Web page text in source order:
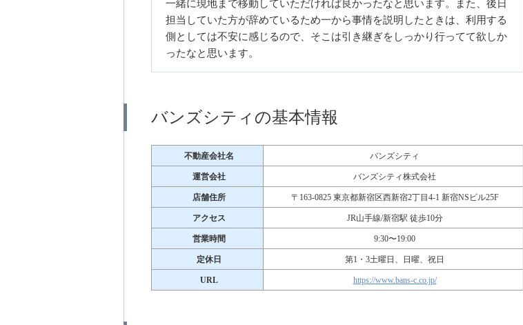
一緒に現地まで移動していただければ良かったなと思います。また、後日
担当していた方が辞めているため一から事情を説明したときは、利用する
側としては不安に感じるので、そこは引き継ぎをしっかり行ってて欲しか
ったなと思います。
バンズシティの基本情報
不動産会社名 バンズシティ
運営会社 バンズシティ株式会社
店舗住所 〒163-0825 東京都新宿区西新宿2丁目4-1 新宿NSビル25F
アクセス JR山手線/新宿駅 徒歩10分
営業時間 9:30〜19:00
定休日 第1・3土曜日、日曜、祝日
URL https://www.bans-c.co.jp/